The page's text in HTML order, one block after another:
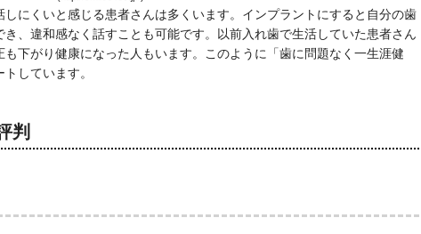
にくいと感じる患者さんは多くいます。インプラントにすると自分の歯
、違和感なく話すことも可能です。以前入れ歯で生活していた患者さん
下がり健康になった人もいます。このように「歯に問題なく一生涯健
しています。
判